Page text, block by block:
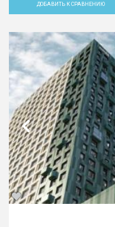
ДОБАВИТЬ К СРАВНЕНИЮ